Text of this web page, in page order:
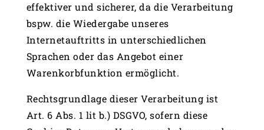
effektiver und sicherer, da die Verarbeitung
bspw. die Wiedergabe unseres
Internetauftritts in unterschiedlichen
Sprachen oder das Angebot einer
Warenkorbfunktion ermöglicht.
Rechtsgrundlage dieser Verarbeitung ist
Art. 6 Abs. 1 lit b.) DSGVO, sofern diese